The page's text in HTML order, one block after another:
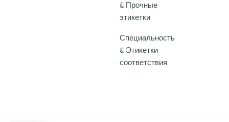
& Прочные
этикетки
Специальность
& Этикетки
соответствия